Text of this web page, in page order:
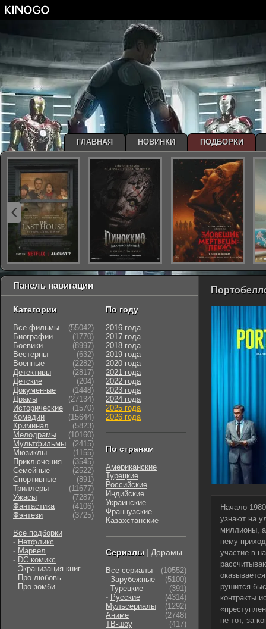
Начало
узнают на
миллионы,
нему
участие в
рушится
контракты
не тот, за
Панель навигации
Категории
Все фильмы
(55042)
Биографии
(1770)
Боевики
(8997)
Вестерны
(632)
Военные
(2282)
Детективы
(2817)
Детские
(204)
Докумен-ые
(1448)
Драмы
(27134)
Исторические
(1570)
Комедии
(15644)
Криминал
(5823)
Мелодрамы
(10160)
Мультфильмы
(2415)
Мюзиклы
(1155)
Приключения
(3545)
Семейные
(2522)
Cпортивные
(891)
Триллеры
(11677)
Ужасы
(7287)
Фантастика
(4106)
Фэнтези
(3725)
Все подборки
- Нетфликс
- Марвел
- DC комикс
- Экранизация книг
- Про любовь
- Про зомби
По году
2016 года
2017 года
2018 года
2019 года
2020 года
2021 года
2022 года
2023 года
2024 года
2025 года
2026 года
По странам
Американские
Турецкие
Российские
Индийские
Украинские
Французские
Казахстанские
Сериалы Дорамы
Все сериалы
(10552)
- Зарубежные
(5100)
- Турецкие
(391)
- Русские
(4314)
Мульсериалы
(1292)
Аниме
(2748)
ТВ-шоу
(417)
ГЛАВНАЯ НОВИНКИ ПОДБОРКИ
‹